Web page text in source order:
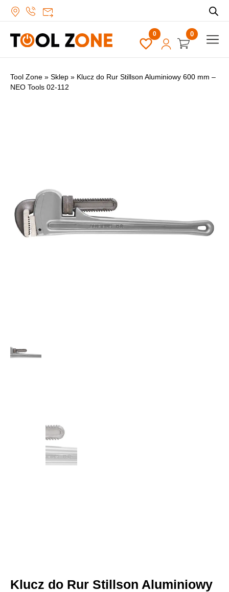
0
Tool Zone » Sklep » Klucz do Rur Stillson Aluminiowy 600 mm –
NEO Tools 02-112
Klucz do Rur Stillson Aluminiowy